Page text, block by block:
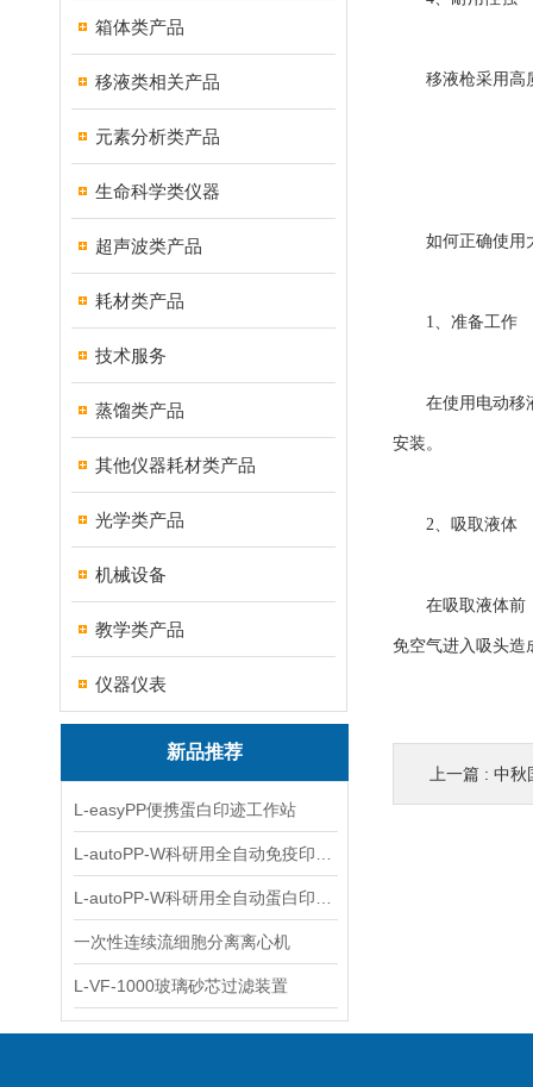
箱体类产品
移液类相关产品
元素分析类产品
生命科学类仪器
超声波类产品
耗材类产品
技术服务
蒸馏类产品
其他仪器耗材类产品
光学类产品
机械设备
教学类产品
仪器仪表
新品推荐
L-easyPP便携蛋白印迹工作站
一次性连续流细胞分离离心机
L-VF-1000玻璃砂芯过滤装置
移液枪采用高质
如何正确使用
1、准备工作
在使用电动移液
安装。
2、吸取液体
在吸取液体前，
免空气进入吸头造
上一篇 : 中秋